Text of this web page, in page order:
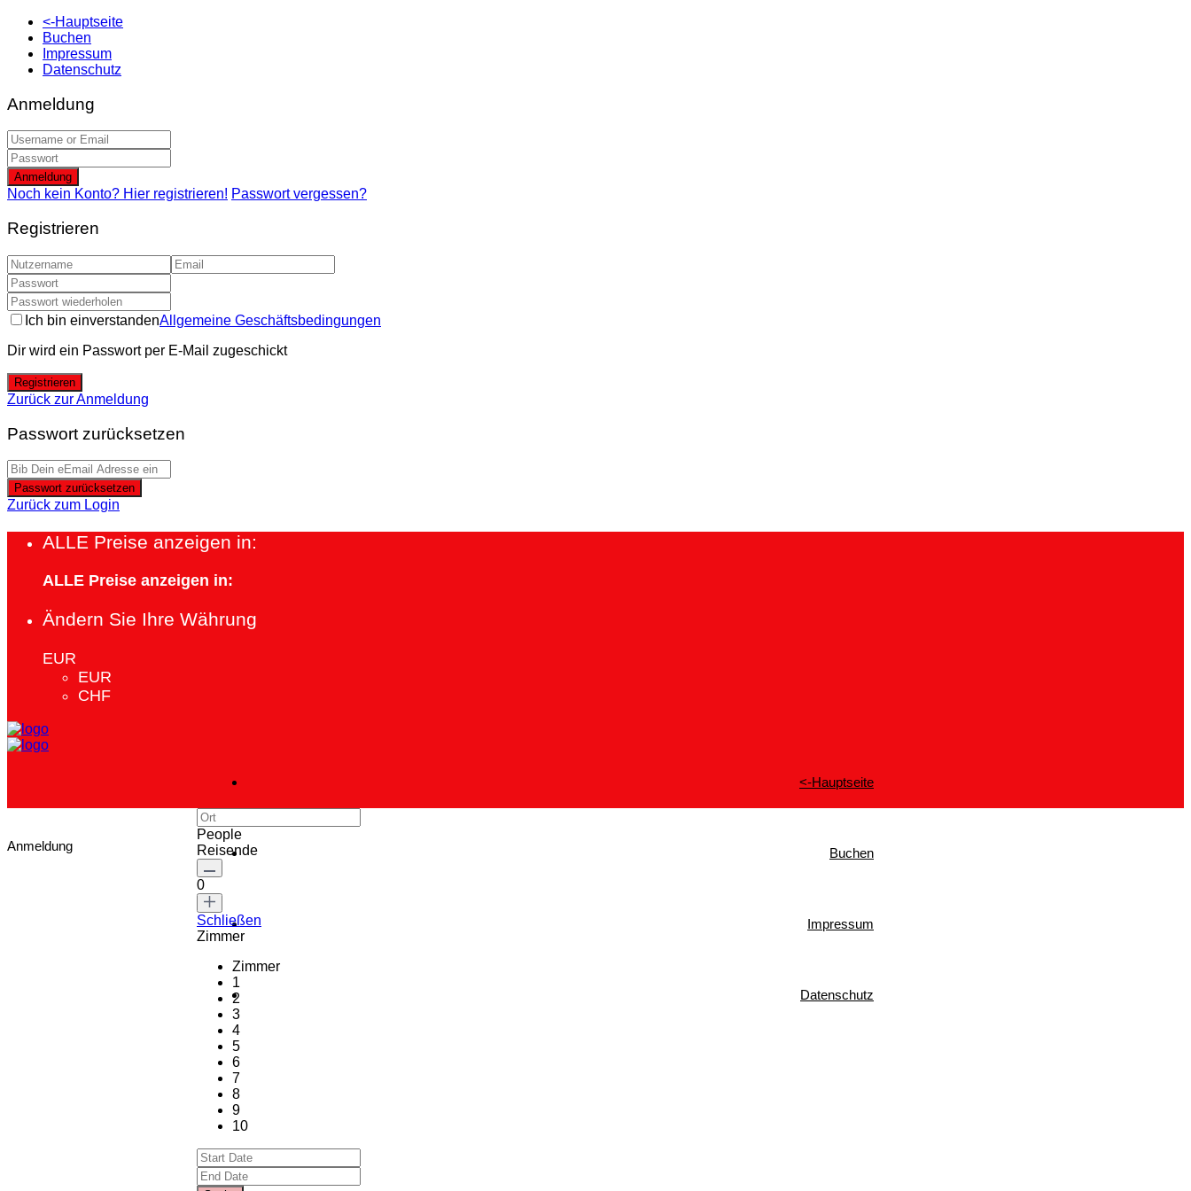
<-Hauptseite
Buchen
Impressum
Datenschutz
Anmeldung
Anmeldung
Noch kein Konto? Hier registrieren! Passwort vergessen?
Registrieren
Ich bin einverstandenAllgemeine Geschäftsbedingungen
Dir wird ein Passwort per E-Mail zugeschickt
Registrieren
Zurück zur Anmeldung
Passwort zurücksetzen
Passwort zurücksetzen
Zurück zum Login
ALLE Preise anzeigen in:
ALLE Preise anzeigen in:
Ändern Sie Ihre Währung
EUR
EUR
CHF
<-Hauptseite
Buchen
Impressum
Datenschutz
Anmeldung
People
Reisende
0
Schließen
Zimmer
Zimmer
1
2
3
4
5
6
7
8
9
10